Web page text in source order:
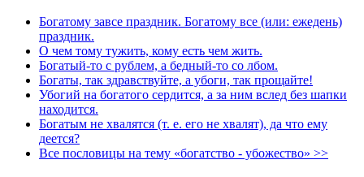
Богатому завсе праздник. Богатому все (или: ежедень)
праздник.
О чем тому тужить, кому есть чем жить.
Богатый-то с рублем, а бедный-то со лбом.
Богаты, так здравствуйте, а убоги, так прощайте!
Убогий на богатого сердится, а за ним вслед без шапки
находится.
Богатым не хвалятся (т. е. его не хвалят), да что ему
деется?
Все пословицы на тему «богатство - убожество» >>